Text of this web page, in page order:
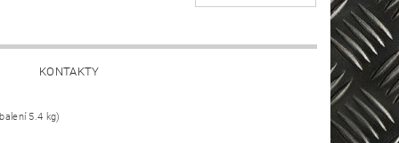
KONTAKTY
5.4 kg)